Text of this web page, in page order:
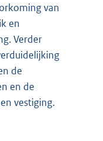
van
en
Verder
de
en de
vestiging.